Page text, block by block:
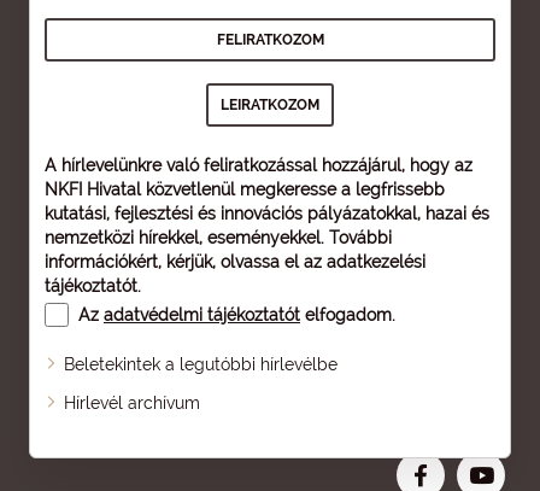
A hírlevelünkre való feliratkozással hozzájárul, hogy az
NKFI Hivatal közvetlenül megkeresse a legfrissebb
kutatási, fejlesztési és innovációs pályázatokkal, hazai és
nemzetközi hírekkel, eseményekkel. További
információkért, kérjük, olvassa el az adatkezelési
tájékoztatót.
Az adatvédelmi tájékoztatót elfogadom.
Beletekintek a legutóbbi hírlevélbe
Hírlevél archívum
Oldaltérkép